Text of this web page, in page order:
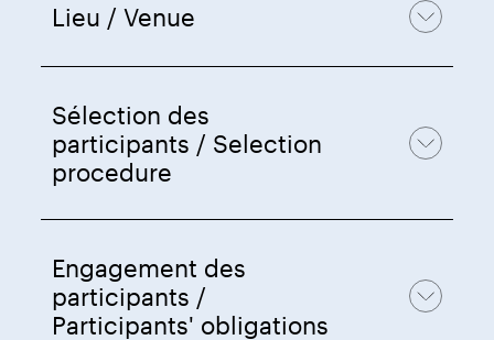
Lieu / Venue
Sélection des
participants / Selection
procedure
Engagement des
participants /
Participants' obligations